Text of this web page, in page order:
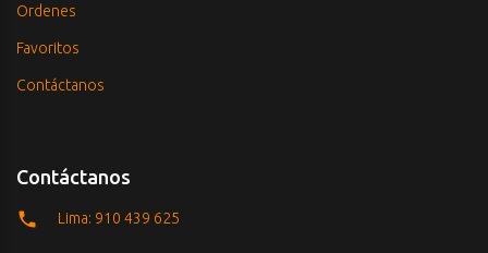
Ordenes
Favoritos
Contáctanos
Contáctanos
Lima: 910 439 625